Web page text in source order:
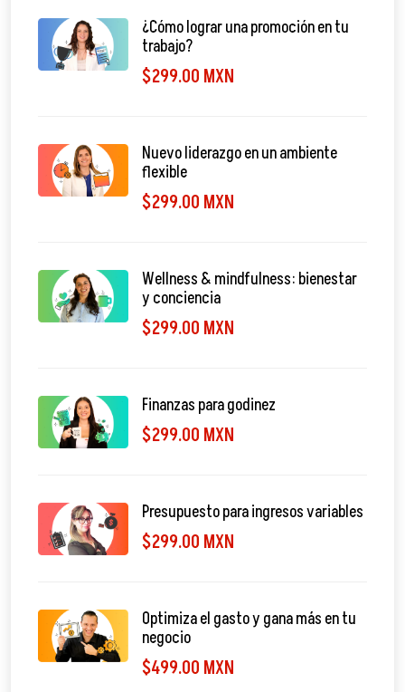
¿Cómo lograr una promoción en tu
trabajo?
$299.00 MXN
Nuevo liderazgo en un ambiente
flexible
$299.00 MXN
Wellness & mindfulness: bienestar
y conciencia
$299.00 MXN
Finanzas para godinez
$299.00 MXN
Presupuesto para ingresos variables
$299.00 MXN
Optimiza el gasto y gana más en tu
negocio
$499.00 MXN